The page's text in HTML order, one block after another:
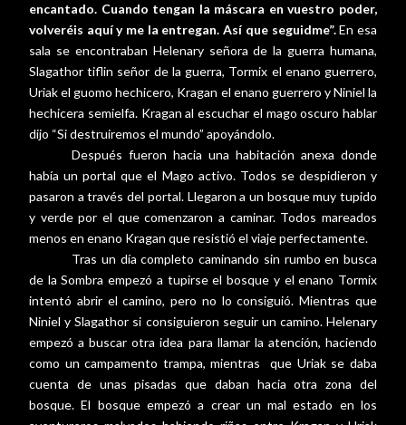
encantado. Cuando tengan la máscara en vuestro poder,
volveréis aquí y me la entregan. Así que seguidme”.En esa
sala se encontraban Helenary señora de la guerra humana,
Slagathor tiflin señor de la guerra, Tormix el enano guerrero,
Uriak el guomo hechicero, Kragan el enano guerrero y Niniel la
hechicera semielfa. Kragan al escuchar el mago oscuro hablar
dijo “Si destruiremos el mundo” apoyándolo.
Después fueron hacia una habitación anexa donde
había un portal que el Mago activo. Todos se despidieron y
pasaron a través del portal. Llegaron a un bosque muy tupido
y verde por el que comenzaron a caminar. Todos mareados
menos en enano Kragan que resistió el viaje perfectamente.
Tras un día completo caminando sin rumbo en busca
de la Sombra empezó a tupirse el bosque y el enano Tormix
intentó abrir el camino, pero no lo consiguió. Mientras que
Niniel y Slagathor si consiguieron seguir un camino. Helenary
empezó a buscar otra idea para llamar la atención, haciendo
como un campamento trampa, mientras
que Uriak se daba
cuenta de unas pisadas que daban hacia otra zona del
bosque. El bosque empezó a crear un mal estado en los